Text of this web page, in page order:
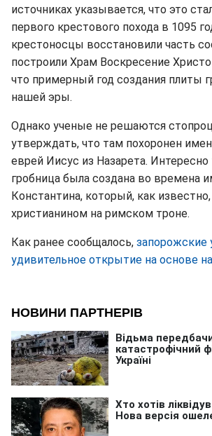
источниках указывается, что это
первого крестового похода в 1095
крестоносцы восстановили часть
построили Храм Воскресение
что примерный год создания плиты
нашей эры.
Однако ученые не решаются
утверждать, что там похоронен
еврей Иисус из Назарета. Интересно
гробница была создана во времена
Константина, который, как
христианином на римском троне.
Как ранее сообщалось, запорожские
удивительное открытие на основе